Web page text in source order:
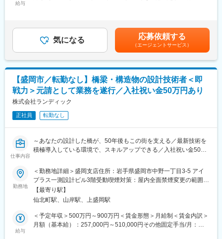
※技術スペシャリストとしてのキャリアも選択可能です。
■当社の特徴：
ランディックは創業50周年を迎え、測量・地質調査・建設コンサ
ルタント・補償コンサルタント・GIS分野までインフラをトータル
に支える技術者集団です。UAV・3次元モデル・CIMへの対応な
ど、「新しい技術を現場で使い切る」ことを重視しています。
■ランドワークGについて：
ープです。
東北を中心に15社が連携し、技術・ノウハウを共有しています
変更の範囲：会社の定める業務
◎技術士・RCCM保有者が多数在籍と、切磋琢磨できる技術者集
場環境
■業務詳細：
◇橋梁（PC・RC・鋼）の予備設計・詳細設計
◇既設橋梁の点検診断・補修補強設計
◇設計図面作成、数量計算、設計報告書作成
◇発注者（国交省・県・市町村）との技術協議
◇後進技術者の指導・育成
◇元請として発注者と直接折衝するため、自分の名前で仕事がで
きる環境です
◇あなたの設計した橋が、50年後もこの街を支えています
◇最新技術を積極導入していますので、設計者としてのスキルア
■キャリアパス（一例）：
給与
その他固定手当：・住宅手当8,000円～20,000円・資格手当5,000
円～20,000円賃金はあくまでも目安の金額であり、選考を通じて
上下する可能性があります。月給(月額)は固定手当を含めた表記で
す。
気になる 応募依頼する
（エージェントサービス）
【盛岡市／転勤なし】橋梁・構造物の設計技術者＜即
戦力＞元請として業務を遂行／入社祝い金50万円あり
株式会社ランディック
正社員 転勤なし
仕事内容
～あなたの設計した橋が、50年後もこの街を支える／最新技術を
積極導入している環境で、スキルアップできる／入社祝い金50万
■ポジションの魅力：
◎入社祝い金50万円あり
◎3Dレーザースキャナー・UAV測量・BIM/CIM、生成AI活用等の
最新技術を推進中
◎年間休日125日・月平均残業15時間。暮らしと仕事の両立を実
現
◎技術士・RCCM保有者が多数在籍と、切磋琢磨できる技術者集
勤務地
＜勤務地詳細＞盛岡支店住所：岩手県盛岡市中野一丁目3-5 アイ
プラス一測設計ビル3階受動喫煙対策：屋内全面禁煙変更の範囲：
会社の定める事業所
【最寄り駅】
仙北町駅、山岸駅、上盛岡駅
給与
＜予定年収＞500万円～900万円＜賃金形態＞月給制＜賃金内訳＞
月額（基本給）：257,000円～510,000円その他固定手当/月：